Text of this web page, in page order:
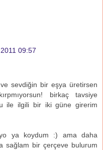
09:57
sevdiğin bir eşya üretirsen
birkaç tavsiye
ile ilgili bir iki güne girerim
ya koydum :) ama daha
sağlam bir çerçeve bulurum